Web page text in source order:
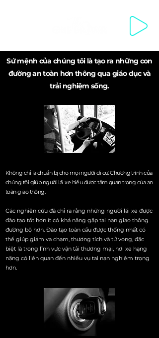
Sứ mệnh của chúng tôi là tạo ra những con
đường an toàn hơn thông qua giáo dục và
trải nghiệm sống.
Không chỉ là chuẩn bị cho mọi người di cư. Chương trình của
chúng tôi giúp người lái xe hiểu được tầm quan trọng của an
toàn giao thông.
Các nghiên cứu đã chỉ ra rằng những người lái xe được
đào tạo tốt hơn ít có khả năng gặp tai nạn giao thông
đường bộ hơn. Đào tạo toàn cầu được thống nhất có
thể giúp giảm va chạm, thương tích và tử vong, đặc
biệt là trong lĩnh vực vận tải thương mại, nơi xe hạng
nặng có liên quan đến nhiều vụ tai nạn nghiêm trọng
hơn.